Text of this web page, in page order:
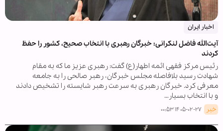
اخبار ایران
آیت‌الله فاضل لنکرانی: خبرگان رهبری با انتخاب صحیح، کشور را حفظ
کردند
رئیس مرکز فقهی ائمه اطهار(ع) گفت: رهبری عزیز ما که به مقام
شهادت رسید بلافاصله مجلس خبرگان، رهبر صالحی را به جامعه
معرفی کرد. خبرگان رهبری به سرعت رهبر شایسته را تشخیص دادند
و با انتخاب بسیار…
خبر ۱۴۰۵-۰۲-۲۷ ۰۰:۵۳